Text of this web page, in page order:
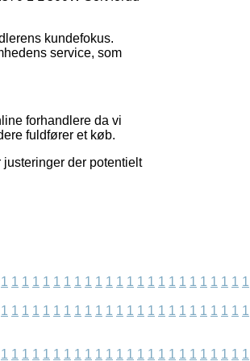
kundefokus.
service, som
forhandlere da vi
fuldfører et køb.
der potentielt
1 1 1 1 1 1 1 1 1 1 1 1 1 1 1 1 1 1 1 1 1 1 1 1
1 1 1 1 1 1 1 1 1 1 1 1 1 1 1 1 1 1 1 1 1 1 1 1
1 1 1 1 1 1 1 1 1 1 1 1 1 1 1 1 1 1 1 1 1 1 1 1